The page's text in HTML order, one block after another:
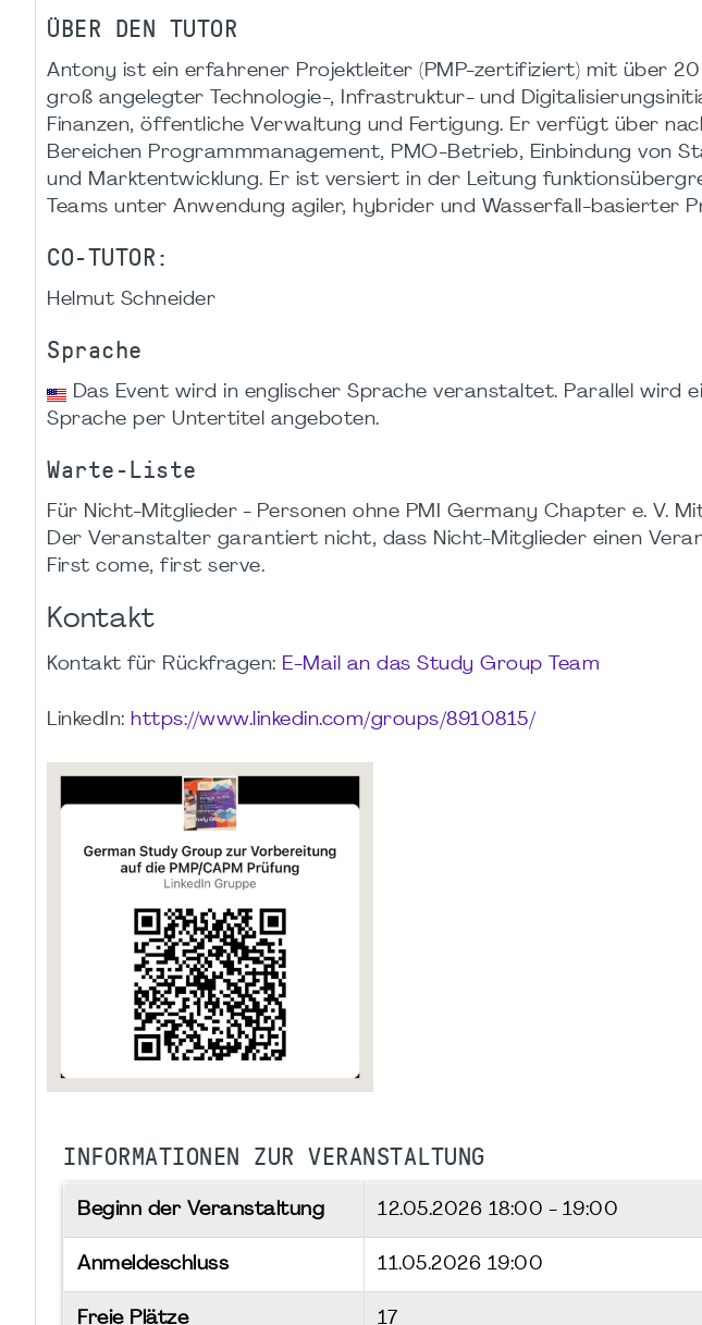
ÜBER DEN TUTOR
Antony ist ein erfahrener Projektleiter (PMP-zertifiziert) mit über
groß angelegter Technologie-, Infrastruktur- und
Finanzen, öffentliche Verwaltung und Fertigung. Er verfügt über
Bereichen Programmmanagement, PMO-Betrieb, Einbindung von
und Marktentwicklung. Er ist versiert in der Leitung
Teams unter Anwendung agiler, hybrider und Wasserfall-basierter
CO-TUTOR:
Helmut Schneider
Sprache
Das Event wird in englischer Sprache veranstaltet. Parallel wird
Sprache per Untertitel angeboten.
Warte-Liste
Für Nicht-Mitglieder - Personen ohne PMI Germany Chapter e. V.
Der Veranstalter garantiert nicht, dass Nicht-Mitglieder einen
First come, first serve.
Kontakt
Kontakt für Rückfragen: E-Mail an das Study Group Team
LinkedIn: https://www.linkedin.com/groups/8910815/
INFORMATIONEN ZUR VERANSTALTUNG
Beginn der Veranstaltung 12.05.2026 18:00 - 19:00
Anmeldeschluss 11.05.2026 19:00
Freie Plätze 17